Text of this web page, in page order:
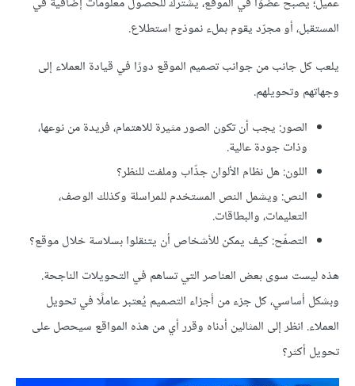
المستقبل، أو مجرّد يقوم بملء نموذج استطلاع.
يلعب كل جانب من جوانب تصميم الموقع دورًا في قيادة العملاء إلى
وجهاتهم وتحويلهم.
الصور: يجب أن تكون الصور مثيرة للاهتمام، فريدة من نوعها،
وذات جودة عالية.
اللون: هل نظام الألوان جذّاب وملفت للنظر؟
النص: ويشمل النص المستخدم للمراسلة وكذلك الوصف،
التعليمات، والبطاقات.
التصفّح: كيف يمكن للأشخاص أن يتنقلوا بسلاسة خلال موقع؟
هذه ليست سوى بعض العناصر التي تساهم في التحويلات الناجحة.
وبشكل أساسي، كل جزء من أجزاء التصميم يُعتبر عاملًا في تحويل
العملاء. انظر إلى المثالين أدناه وقرر أي من هذه المواقع سيحصل على
تحويل أكثر؟